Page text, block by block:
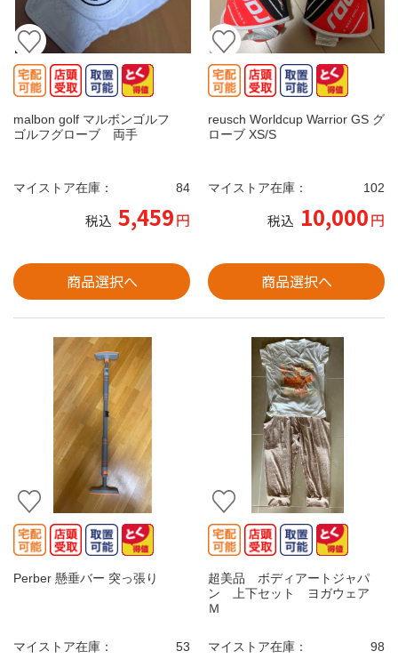
malbon golf マルボンゴルフ
ゴルフグローブ 両手
マイストア在庫： 84
税込 5,459円
商品選択へ
reusch Worldcup Warrior GS グ
ローブ XS/S
マイストア在庫： 102
税込 10,000円
商品選択へ
Perber 懸垂バー 突っ張り
マイストア在庫： 53
超美品 ボディアートジャパ
ン 上下セット ヨガウェア
Ｍ
マイストア在庫： 98